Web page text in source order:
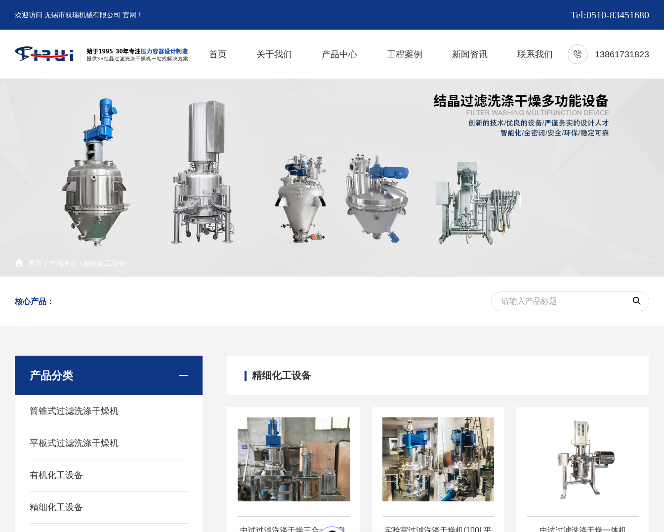
欢迎访问 无锡市双瑞机械有限公司 官网！ Tel:0510-83451680
首页 关于我们 产品中心 工程案例 新闻资讯 联系我们 13861731823
首页 / 产品中心 / 精细化工设备
核心产品：
产品分类
筒锥式过滤洗涤干燥机
平板式过滤洗涤干燥机
有机化工设备
精细化工设备
精细化工设备
中试过滤洗涤干燥三合一(100L
实验室过滤洗涤干燥机(100L平
中试过滤洗涤干燥一体机